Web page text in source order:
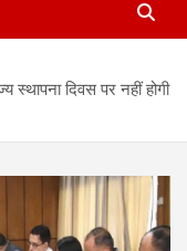
स्थापना दिवस पर नहीं होगी